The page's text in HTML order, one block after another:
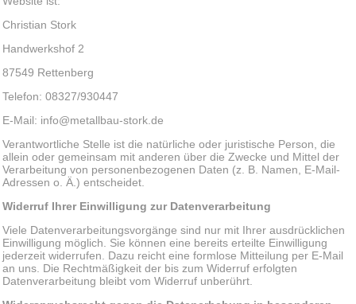
Christian Stork
Handwerkshof 2
87549 Rettenberg
Telefon: 08327/930447
E-Mail: info@metallbau-stork.de
Verantwortliche Stelle ist die natürliche oder juristische Person, die
allein oder gemeinsam mit anderen über die Zwecke und Mittel der
Verarbeitung von personenbezogenen Daten (z. B. Namen, E-Mail-
Adressen o. Ä.) entscheidet.
Widerruf Ihrer Einwilligung zur Datenverarbeitung
Viele Datenverarbeitungsvorgänge sind nur mit Ihrer ausdrücklichen
Einwilligung möglich. Sie können eine bereits erteilte Einwilligung
jederzeit widerrufen. Dazu reicht eine formlose Mitteilung per E-Mail
an uns. Die Rechtmäßigkeit der bis zum Widerruf erfolgten
Datenverarbeitung bleibt vom Widerruf unberührt.